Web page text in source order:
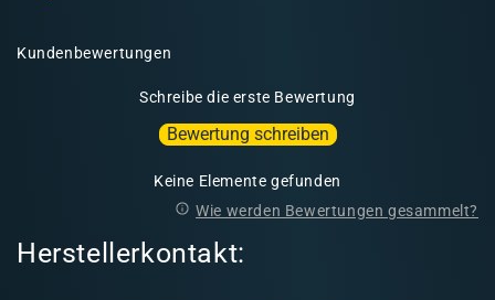
Kundenbewertungen
Schreibe die erste Bewertung
Bewertung schreiben
Keine Elemente gefunden
Wie werden Bewertungen gesammelt?
Herstellerkontakt: